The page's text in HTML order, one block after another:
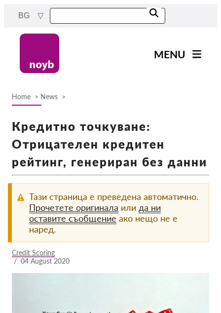
content
BG
MENU
Reports & Resources
Exercise your rights!
Подкрепете ни!
Членство
Спонсорство
Member Login
Home News
Кредитно точкуване:
Отрицателен кредитен
рейтинг, генериран без данни
Тази страница е преведена автоматично.
Прочетете оригинала или да ни
оставите съобщение ако нещо не е
наред.
Credit Scoring
/ 04 August 2020